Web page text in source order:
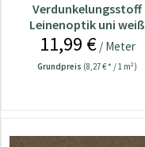
Verdunkelungsstoff
Leinenoptik uni weiß
11,99 €/ Meter
Grundpreis (8,27 € * / 1 m²)